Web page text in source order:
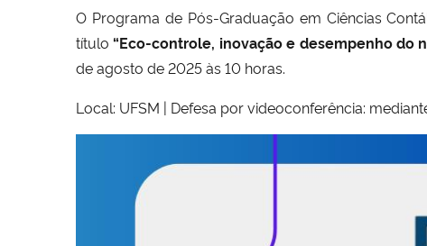
O Programa de Pós-Graduação em Ciências
título “Eco-controle, inovação e desempenho do
de agosto de 2025 às 10 horas.
Local: UFSM | Defesa por videoconferência: